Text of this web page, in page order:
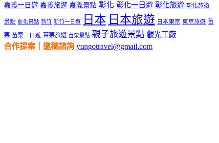
嘉義一日遊 嘉義旅遊 嘉義景點 彰化 彰化一日遊 彰化旅遊 彰化旅遊
景點 彰化景點 新竹 新竹一日遊 日本 日本旅遊 日本東京 東京旅遊 苗
栗 苗栗一日遊 苗栗旅遊 苗栗景點 親子旅遊景點 觀光工廠
合作提案｜邀稿諮詢 yungotravel@gmail.com